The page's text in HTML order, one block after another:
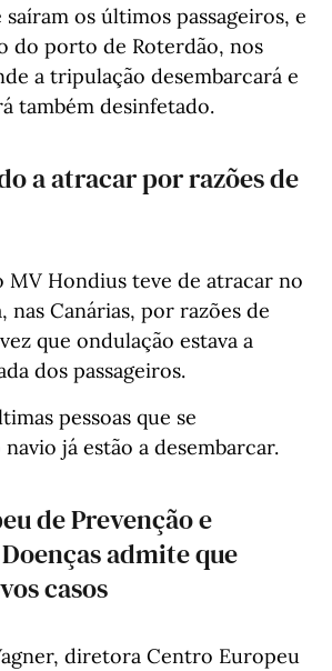
os últimos passageiros, e
do porto de Roterdão, nos
a tripulação desembarcará e
também desinfetado.
a atracar por razões de
MV Hondius teve de atracar no
Canárias, por razões de
que ondulação estava a
dos passageiros.
pessoas que se
já estão a desembarcar.
de Prevenção e
admite que
casos
diretora Centro Europeu